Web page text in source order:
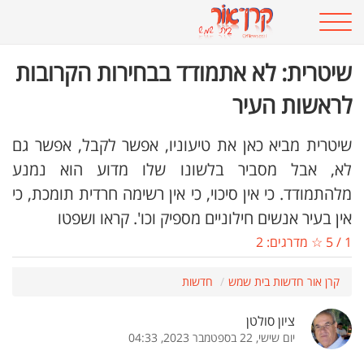
שיטרית: לא אתמודד בבחירות הקרובות
לראשות העיר
שיטרית מביא כאן את טיעוניו, אפשר לקבל, אפשר גם
לא, אבל מסביר בלשונו שלו מדוע הוא נמנע
מלהתמודד. כי אין סיכוי, כי אין רשימה חרדית תומכת, כי
אין בעיר אנשים חילוניים מספיק וכו'. קראו ושפטו
1
/
5 ☆ מדרגים: 2
קרן אור חדשות בית שמש חדשות
ציון סולטן
יום שישי, 22 בספטמבר 2023, 04:33